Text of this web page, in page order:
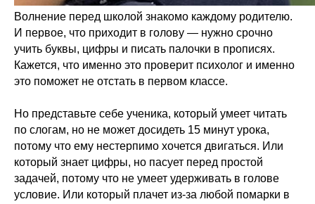
Волнение перед школой знакомо каждому родителю.
И первое, что приходит в голову — нужно срочно
учить буквы, цифры и писать палочки в прописях.
Кажется, что именно это проверит психолог и именно
это поможет не отстать в первом классе.
Но представьте себе ученика, который умеет читать
по слогам, но не может досидеть 15 минут урока,
потому что ему нестерпимо хочется двигаться. Или
который знает цифры, но пасует перед простой
задачей, потому что не умеет удерживать в голове
условие. Или который плачет из-за любой помарки в